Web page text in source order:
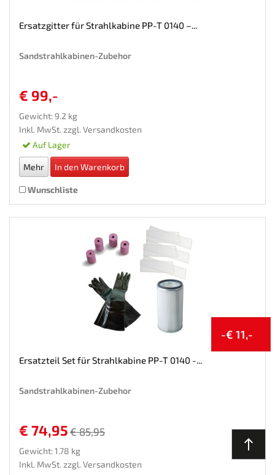
Ersatzgitter für Strahlkabine PP-T 0140 –...
Sandstrahlkabinen-Zubehor
€ 99,-
Gewicht: 9.2 kg
Inkl. MwSt. zzgl. Versandkosten
Auf Lager
Mehr In den Warenkorb
Wunschliste
-€ 11,-
Ersatzteil Set für Strahlkabine PP-T 0140 -...
Sandstrahlkabinen-Zubehor
€ 74,95 € 85,95
Gewicht: 1.78 kg
Inkl. MwSt. zzgl. Versandkosten
north